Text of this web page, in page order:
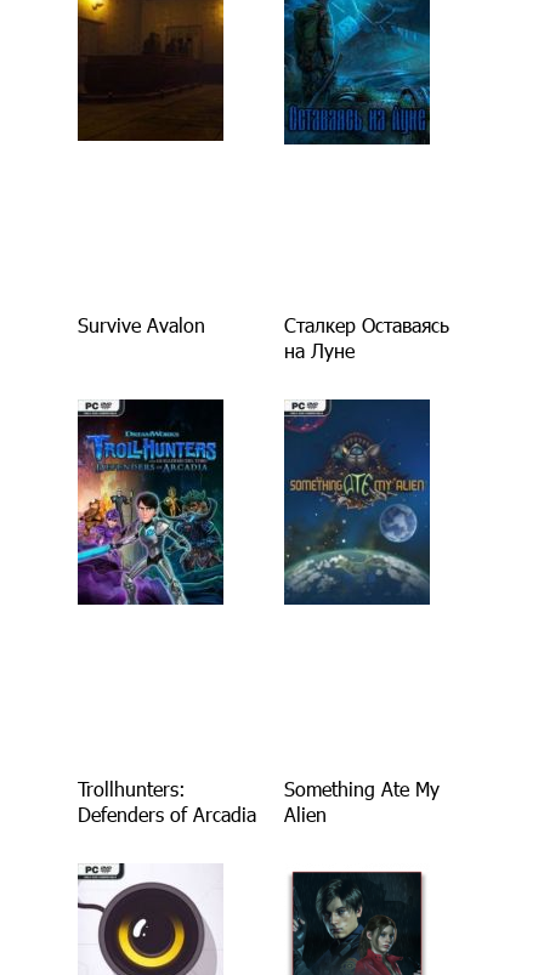
Survive Avalon
Сталкер Оставаясь
на Луне
Trollhunters:
Defenders of Arcadia
Something Ate My
Alien